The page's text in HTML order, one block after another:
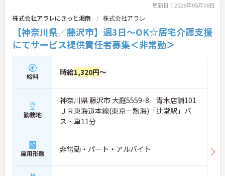
更新日：2026年05月08日
株式会社アラレにきっと湘南 株式会社アラレ
【神奈川県／藤沢市】週3日～OK☆居宅介護支援
にてサービス提供責任者募集＜非常勤＞
給料 時給1,320円～
勤務地
神奈川県 藤沢市 大庭5559-8 青木店舗101
ＪＲ東海道本線(東京－熱海)「辻堂駅」バ
ス・車11分
雇用形態 非常勤・パート・アルバイト